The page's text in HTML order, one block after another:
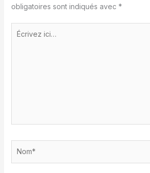
obligatoires sont indiqués avec *
Écrivez
ici…